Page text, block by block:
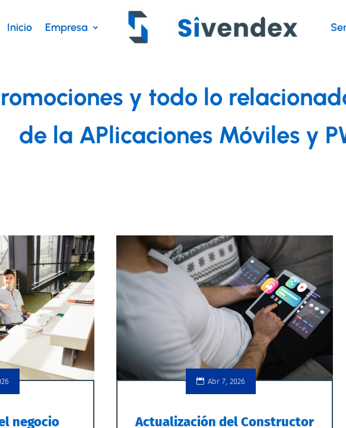
Inicio Empresa
y todo lo
de la APlicaciones Móviles y
negocio
Abr 7, 2026
Actualización del Constructor